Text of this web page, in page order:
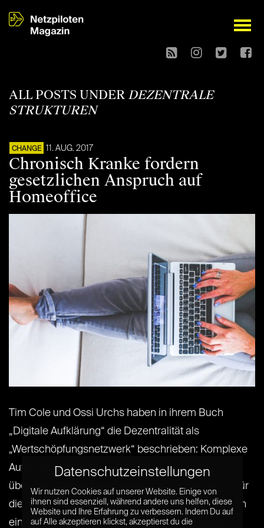
open
ALL POSTS UNDER DEZENTRALE
STRUKTUREN
CHANGE 11. AUG. 2017
Chronisch Kranke fordern
gesetzlichen Anspruch auf
Homeoffice
Tim Cole und Ossi Urchs haben in ihrem Buch
„Digitale Aufklärung“ die Dezentralität als
„Wertschöpfungsnetzwerk“ beschrieben: Komplexe
Aufgaben werden in einfache Module zerlegt und
über das Netzwerk an Personen vergeben, die dafür
die nötige Kompetenz und Zeit besitzen. So werden
einzelne Mitarbeiter, Arbeitsgruppen und sogar
Datenschutzeinstellungen
Wir nutzen Cookies auf unserer Website. Einige von
ihnen sind essenziell, während andere uns helfen, diese
Website und Ihre Erfahrung zu verbessern. Indem Du auf
auf Alle akzeptieren klickst, akzeptierst du die